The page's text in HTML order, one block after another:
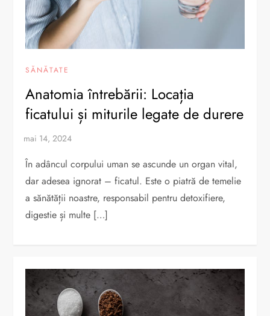
SĂNĂTATE
Anatomia întrebării: Locația
ficatului și miturile legate de durere
În adâncul corpului uman se ascunde un organ vital,
dar adesea ignorat – ficatul. Este o piatră de temelie
a sănătății noastre, responsabil pentru detoxifiere,
digestie și multe […]